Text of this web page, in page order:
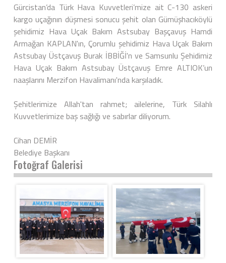
Gürcistan’da Türk Hava Kuvvetleri’mize ait C-130 askeri
kargo uçağının düşmesi sonucu şehit olan Gümüşhacıköylü
şehidimiz Hava Uçak Bakım Astsubay Başçavuş Hamdi
Armağan KAPLAN'ın, Çorumlu şehidimiz Hava Uçak Bakım
Astsubay Üstçavuş Burak İBBİĞİ'n ve Samsunlu Şehidimiz
Hava Uçak Bakım Astsubay Üstçavuş Emre ALTIOK’un
naaşlarını Merzifon Havalimanı'nda karşıladık.
Şehitlerimize Allah'tan rahmet; ailelerine, Türk Silahlı
Kuvvetlerimize baş sağlığı ve sabırlar diliyorum.
Cihan DEMİR
Belediye Başkanı
Fotoğraf Galerisi